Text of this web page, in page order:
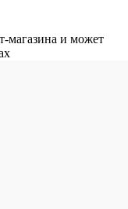
магазина и может